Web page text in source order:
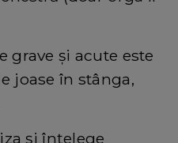
grave și acute este
joase în stânga,
și înțelege